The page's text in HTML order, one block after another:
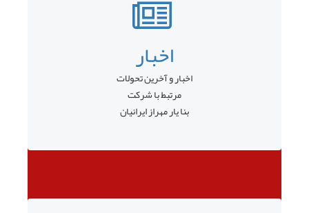
اخبار
اخبار و آخرین تحولات
مرتبط با شرکت
بنا یار مهراز ایرانیان